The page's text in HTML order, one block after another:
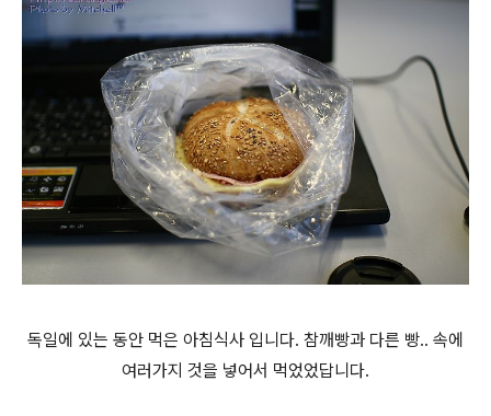
독일에 있는 동안 먹은 아침식사 입니다. 참깨빵과 다른 빵.. 속에
여러가지 것을 넣어서 먹었었답니다.